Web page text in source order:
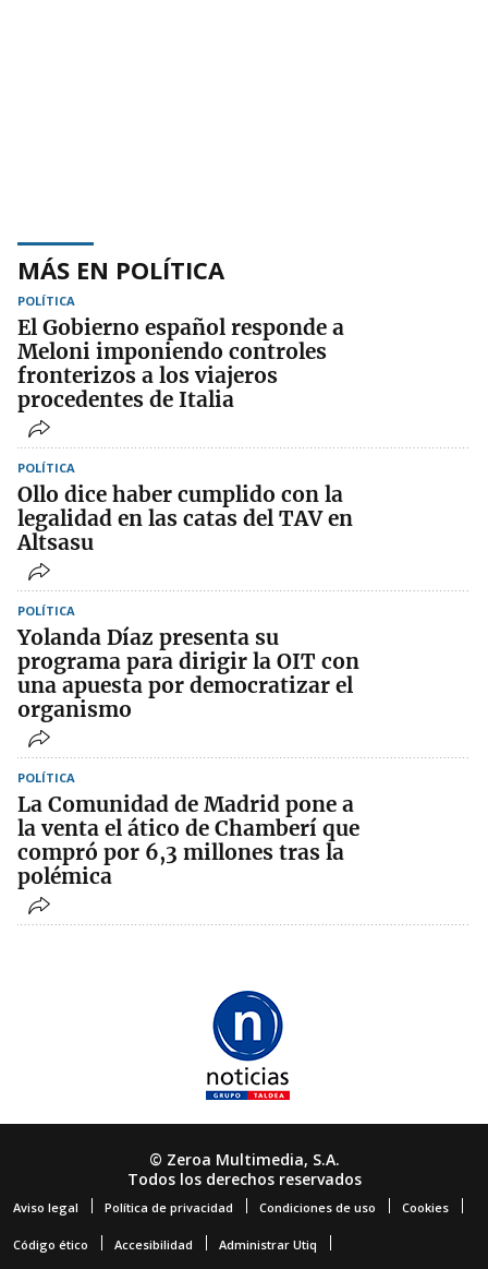
MÁS EN POLÍTICA
POLÍTICA
El Gobierno español responde a
Meloni imponiendo controles
fronterizos a los viajeros
procedentes de Italia
POLÍTICA
Ollo dice haber cumplido con la
legalidad en las catas del TAV en
Altsasu
POLÍTICA
Yolanda Díaz presenta su
programa para dirigir la OIT con
una apuesta por democratizar el
organismo
POLÍTICA
La Comunidad de Madrid pone a
la venta el ático de Chamberí que
compró por 6,3 millones tras la
polémica
© Zeroa Multimedia, S.A.
Todos los derechos reservados
Aviso legal Política de privacidad Condiciones de uso Cookies
Código ético Accesibilidad Administrar Utiq